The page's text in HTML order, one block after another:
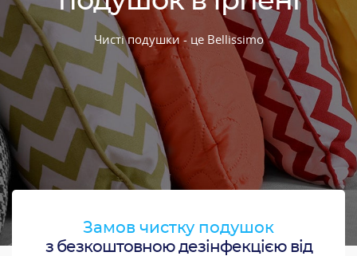
Чисті подушки - це Bellissimo
Замов чистку подушок
з безкоштовною дезінфекцією від